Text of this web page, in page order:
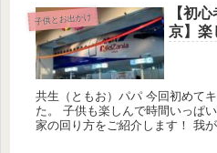
子供とお出かけ
【初
京】楽
共生（ともお）パパ 今回初めて
た。 子供も楽しんで時間いっぱ
家の回り方をご紹介します！ 我